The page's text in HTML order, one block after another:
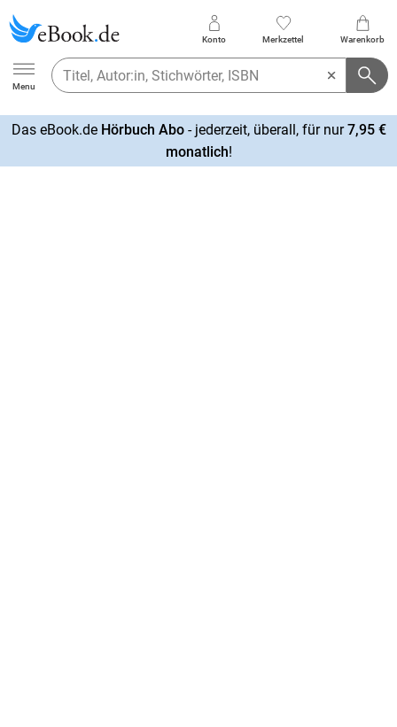
Ebook.de
Menu
Konto Merkzettel Warenkorb
Das eBook.de Hörbuch Abo- jederzeit, überall, für nur7,95 €
monatlich!